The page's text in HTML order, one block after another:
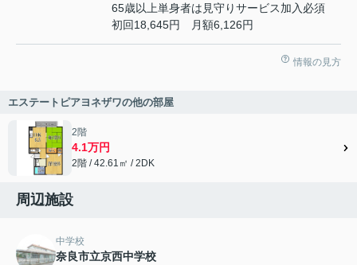
65歳以上単身者は見守りサービス加入必須
初回18,645円 月額6,126円
情報の見方
エステートピアヨネザワの他の部屋
2階
4.1万円
2階 / 42.61㎡ / 2DK
周辺施設
中学校
奈良市立京西中学校